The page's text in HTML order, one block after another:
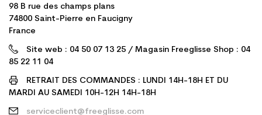
98 B rue des champs plans
74800 Saint-Pierre en Faucigny
France
Site web : 04 50 07 13 25 / Magasin Freeglisse Shop : 04
85 22 11 04
RETRAIT DES COMMANDES : LUNDI 14H-18H ET DU
MARDI AU SAMEDI 10H-12H 14H-18H
serviceclient@freeglisse.com